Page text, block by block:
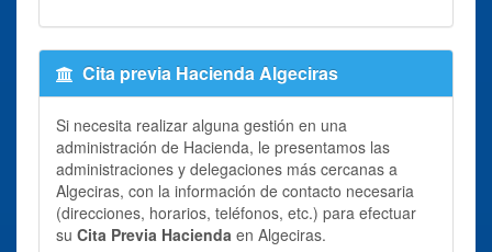
Cita previa Hacienda Algeciras
Si necesita realizar alguna gestión en una
administración de Hacienda, le presentamos las
administraciones y delegaciones más cercanas a
Algeciras, con la información de contacto necesaria
(direcciones, horarios, teléfonos, etc.) para efectuar
su Cita Previa Hacienda en Algeciras.